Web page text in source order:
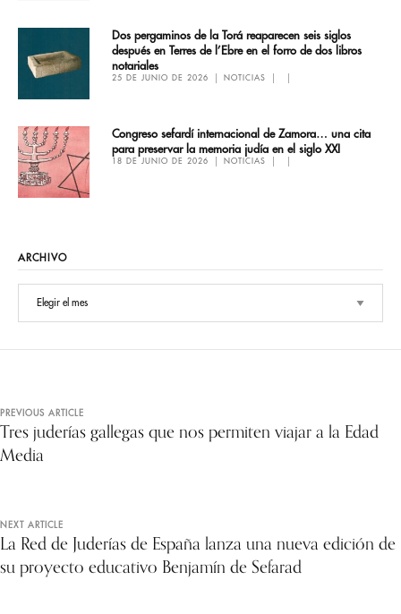
Dos pergaminos de la Torá reaparecen seis siglos
después en Terres de l’Ebre en el forro de dos libros
notariales
25 DE JUNIO DE 2026 NOTICIAS
Congreso sefardí internacional de Zamora… una cita
para preservar la memoria judía en el siglo XXI
18 DE JUNIO DE 2026 NOTICIAS
ARCHIVO
PREVIOUS ARTICLE
Tres juderías gallegas que nos permiten viajar a la Edad
Media
NEXT ARTICLE
La Red de Juderías de España lanza una nueva edición de
su proyecto educativo Benjamín de Sefarad